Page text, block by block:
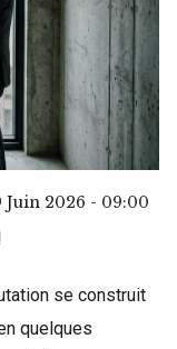
2026 - 09:00
se construit
quelques